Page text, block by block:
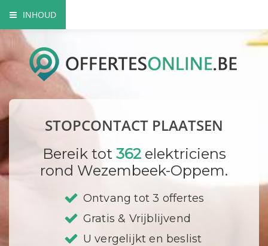
INHOUD
Het nut van extra contactdozen
Waarom beroep doen op een vakman?
Elektriciteitskeuring nodig?
Waar plaats ik mijn stopcontacten?
Hoe vervang ik een contactdoos?
STOPCONTACT PLAATSEN
Bereik tot 362elektriciens
rond Wezembeek-Oppem.
Ontvang tot 3 offertes
Gratis & Vrijblijvend
U vergelijkt en beslist